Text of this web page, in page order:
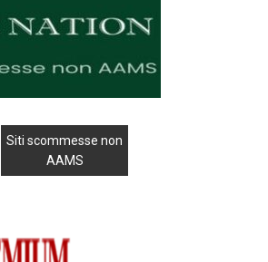
Siti scommesse non
AAMS